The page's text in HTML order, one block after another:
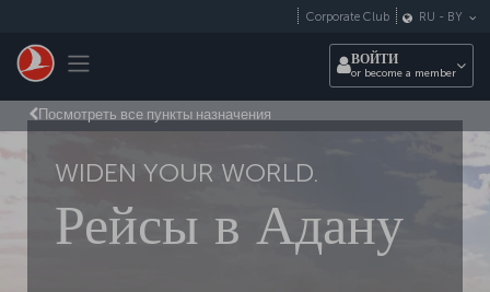
Toggle navigation
Corporate Club RU - BY
ВОЙТИ
or become a member
Посмотреть все пункты назначения
WIDEN YOUR WORLD.
Рейсы в Адану